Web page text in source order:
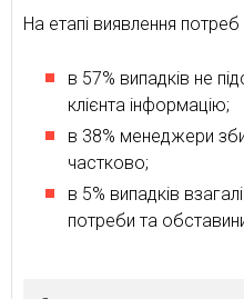
На етапі виявлення
в 57% випадків не
клієнта інформацію;
в 38% менеджери
частково;
в 5% випадків
потреби та